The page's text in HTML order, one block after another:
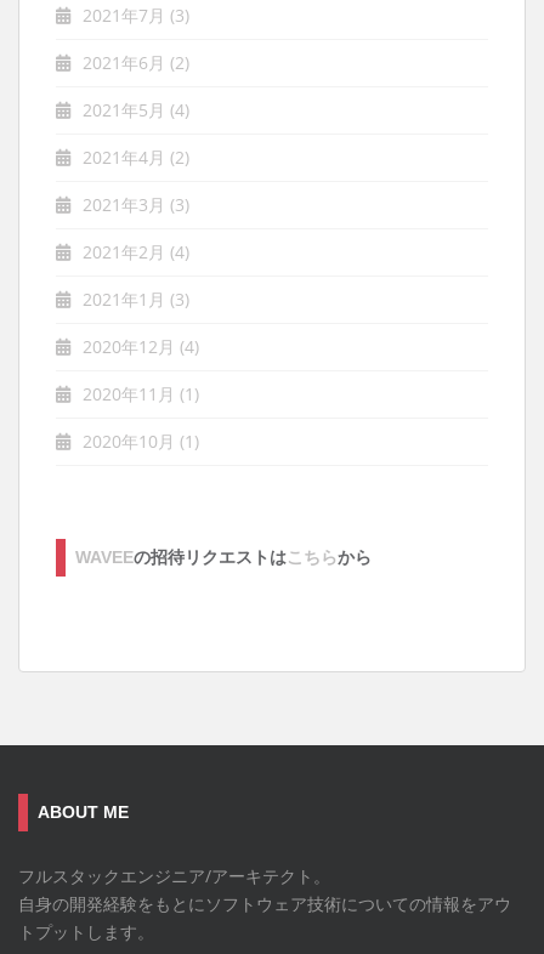
2021年7月 (3)
2021年6月 (2)
2021年5月 (4)
2021年4月 (2)
2021年3月 (3)
2021年2月 (4)
2021年1月 (3)
2020年12月 (4)
2020年11月 (1)
2020年10月 (1)
WAVEEの招待リクエストはこちらから
ABOUT ME
フルスタックエンジニア/アーキテクト。
自身の開発経験をもとにソフトウェア技術についての情報をアウ
トプットします。